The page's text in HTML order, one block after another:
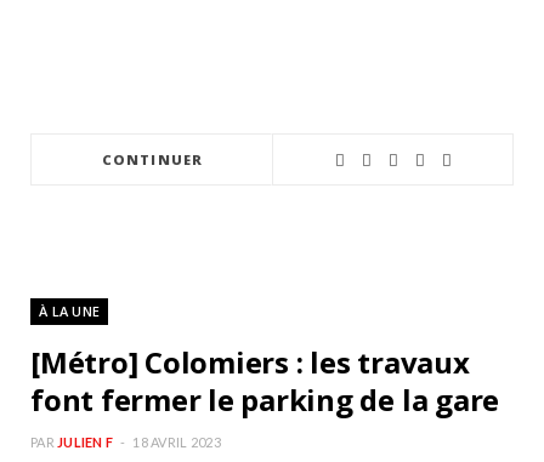
CONTINUER
À LA UNE
[Métro] Colomiers : les travaux
font fermer le parking de la gare
PAR JULIEN F 18 AVRIL 2023